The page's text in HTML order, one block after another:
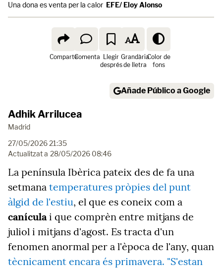
Una dona es venta per la calor EFE/ Eloy Alonso
ComparteComenta Llegir
després
Grandària
de lletra
Color de
fons
Añade Público a Google
Adhik Arrilucea
Madrid
27/05/2026 21:35
Actualitzat a 28/05/2026 08:46
La península Ibèrica pateix des de fa una
setmana temperatures pròpies del punt
àlgid de l'estiu, el que es coneix com a
canículai que comprèn entre mitjans de
juliol i mitjans d'agost. Es tracta d'un
fenomen anormal per a l'època de l'any, quan
tècnicament encara és primavera. "S'estan